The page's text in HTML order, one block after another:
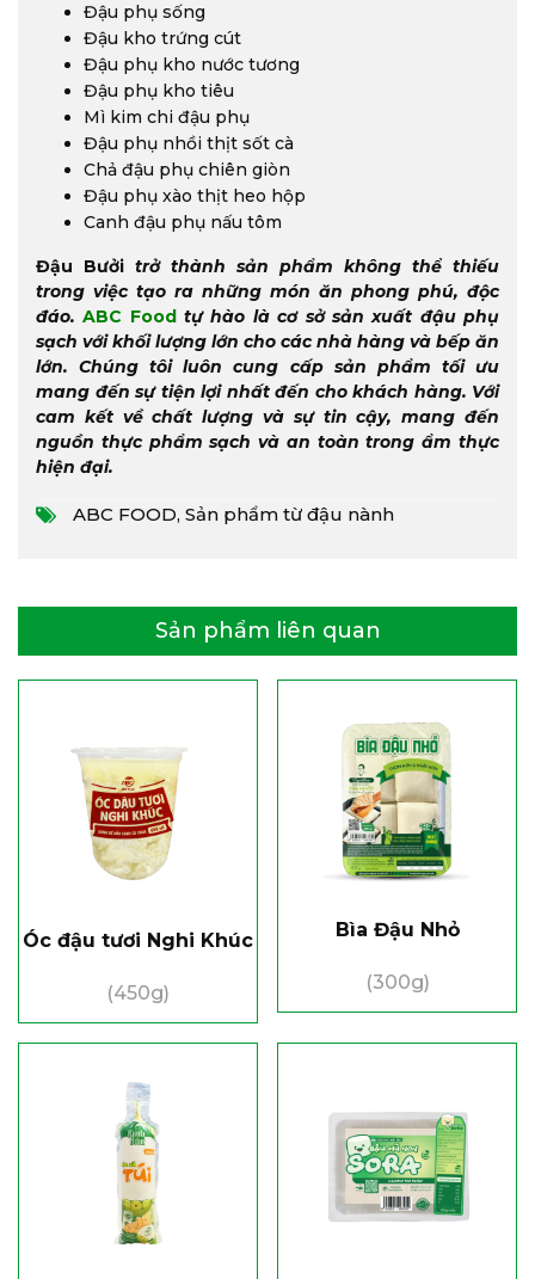
Đậu phụ sống
Đậu kho trứng cút
Đậu phụ kho nước tương
Đậu phụ kho tiêu
Mì kim chi đậu phụ
Đậu phụ nhồi thịt sốt cà
Chả đậu phụ chiên giòn
Đậu phụ xào thịt heo hộp
Canh đậu phụ nấu tôm
Đậu Bưởi trở thành sản phẩm không thể thiếu
trong việc tạo ra những món ăn phong phú, độc
đáo. ABC Food tự hào là cơ sở sản xuất đậu phụ
sạch với khối lượng lớn cho các nhà hàng và bếp ăn
lớn. Chúng tôi luôn cung cấp sản phẩm tối ưu
mang đến sự tiện lợi nhất đến cho khách hàng. Với
cam kết về chất lượng và sự tin cậy, mang đến
nguồn thực phẩm sạch và an toàn trong ẩm thực
hiện đại.
ABC FOOD, Sản phẩm từ đậu nành
Sản phẩm liên quan
Óc đậu tươi Nghi Khúc
(450g)
Bìa Đậu Nhỏ
(300g)